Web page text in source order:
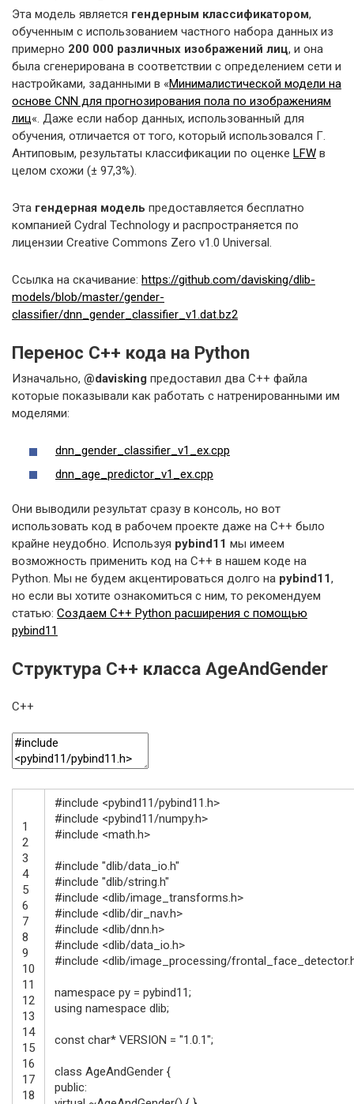
Эта модель является гендерным классификатором,
обученным с использованием частного набора данных из
примерно 200 000 различных изображений лиц, и она
была сгенерирована в соответствии с определением сети и
настройками, заданными в «Минималистической модели на
основе CNN для прогнозирования пола по изображениям
лиц«. Даже если набор данных, использованный для
обучения, отличается от того, который использовался Г.
Антиповым, результаты классификации по оценке LFW в
целом схожи (± 97,3%).
Эта гендерная модель предоставляется бесплатно
компанией Cydral Technology и распространяется по
лицензии Creative Commons Zero v1.0 Universal.
Ссылка на скачивание: https://github.com/davisking/dlib-
models/blob/master/gender-
classifier/dnn_gender_classifier_v1.dat.bz2
Перенос C++ кода на Python
Изначально, @davisking предоставил два C++ файла
которые показывали как работать с натренированными им
моделями:
dnn_gender_classifier_v1_ex.cpp
dnn_age_predictor_v1_ex.cpp
Они выводили результат сразу в консоль, но вот
использовать код в рабочем проекте даже на C++ было
крайне неудобно. Используя pybind11 мы имеем
возможность применить код на C++ в нашем коде на
Python. Мы не будем акцентироваться долго на pybind11,
но если вы хотите ознакомиться с ним, то рекомендуем
статью: Создаем С++ Python расширения с помощью
pybind11
Структура С++ класса AgeAndGender
C++
1
2
3
4
5
6
7
8
9
10
11
12
13
14
15
16
17
18
#include <pybind11/pybind11.h>
#include <pybind11/numpy.h>
#include <math.h>
#include "dlib/data_io.h"
#include "dlib/string.h"
#include <dlib/image_transforms.h>
#include <dlib/dir_nav.h>
#include <dlib/dnn.h>
#include <dlib/data_io.h>
#include <dlib/image_processing/
namespace py = pybind11;
using namespace dlib;
const char* VERSION = "1.0.1";
class AgeAndGender {
public: